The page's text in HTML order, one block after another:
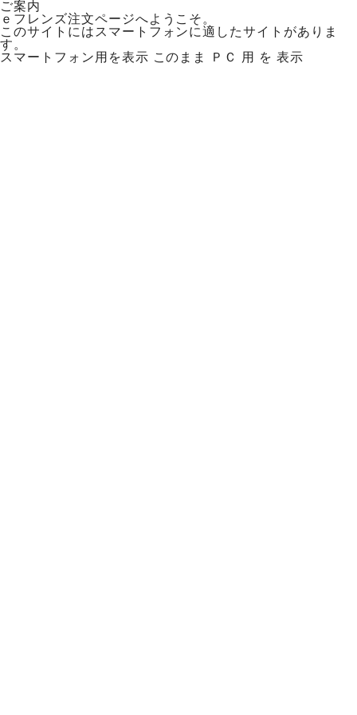
ご案内
ｅフレンズ注文ページへようこそ。
このサイトにはスマートフォンに適したサイトがありま
す。
スマートフォン用を表示 このまま ＰＣ 用 を 表示